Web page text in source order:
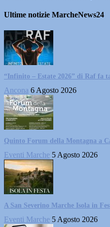
Ultime notizie MarcheNews24
“Infinito – Estate 2026” di Raf fa
Ancona 6 Agosto 2026
Quinto Forum della Montagna a
Eventi Marche 5 Agosto 2026
A San Severino Marche Isola in
Eventi Marche 5 Agosto 2026